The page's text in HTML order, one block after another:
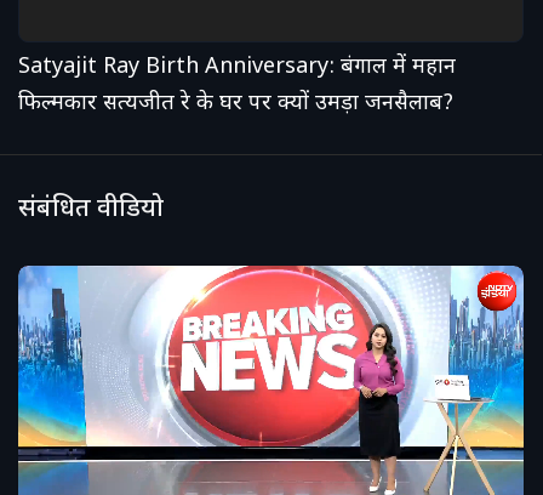
Satyajit Ray Birth Anniversary: बंगाल में महान
फिल्मकार सत्यजीत रे के घर पर क्यों उमड़ा जनसैलाब?
संबंधित वीडियो